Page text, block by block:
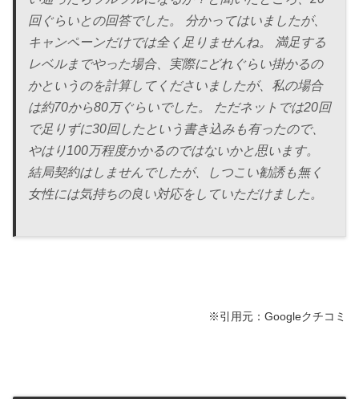
回ぐらいとの回答でした。 分かってはいましたが、
キャンペーンだけでは全く足りませんね。 満足する
レベルまでやった場合、実際にどれぐらい掛かるの
かというのを計算してくださいましたが、私の場合
は約70から80万ぐらいでした。 ただネットでは20回
で足りずに30回したという書き込みも有ったので、
やはり100万程度かかるのではないかと思います。
結局契約はしませんでしたが、しつこい勧誘も無く
女性には気持ちの良い対応をしていただけました。
※引用元：Googleクチコミ